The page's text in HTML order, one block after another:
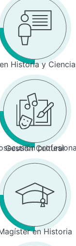
Historia y
Gestión Cultural
en Historia